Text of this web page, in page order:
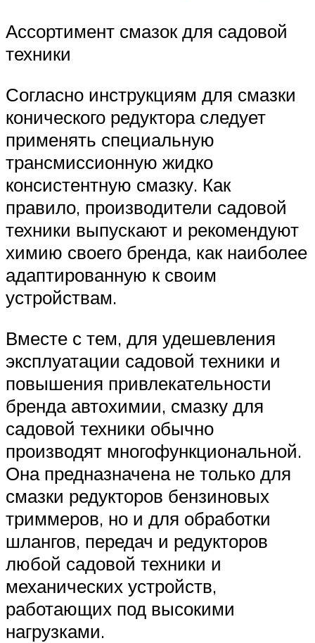
Ассортимент смазок для садовой
техники
Согласно инструкциям для смазки
конического редуктора следует
применять специальную
трансмиссионную жидко
консистентную смазку. Как
правило, производители садовой
техники выпускают и рекомендуют
химию своего бренда, как наиболее
адаптированную к своим
устройствам.
Вместе с тем, для удешевления
эксплуатации садовой техники и
повышения привлекательности
бренда автохимии, смазку для
садовой техники обычно
производят многофункциональной.
Она предназначена не только для
смазки редукторов бензиновых
триммеров, но и для обработки
шлангов, передач и редукторов
любой садовой техники и
механических устройств,
работающих под высокими
нагрузками.